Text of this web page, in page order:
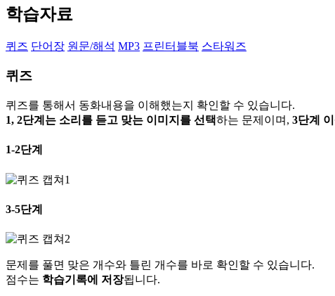
학습자료
퀴즈 단어장 원문/해석 MP3 프린터블북 스타워즈
퀴즈
퀴즈를 통해서 동화내용을 이해했는지 확인할 수 있습니다.
1, 2단계는 소리를 듣고 맞는 이미지를 선택하는 문제이며, 3단계
1-2단계
3-5단계
문제를 풀면 맞은 개수와 틀린 개수를 바로 확인할 수 있습니다.
점수는 학습기록에 저장됩니다.